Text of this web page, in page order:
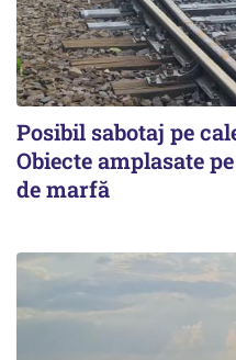
Posibil sabotaj pe
Obiecte amplasate
de marfă